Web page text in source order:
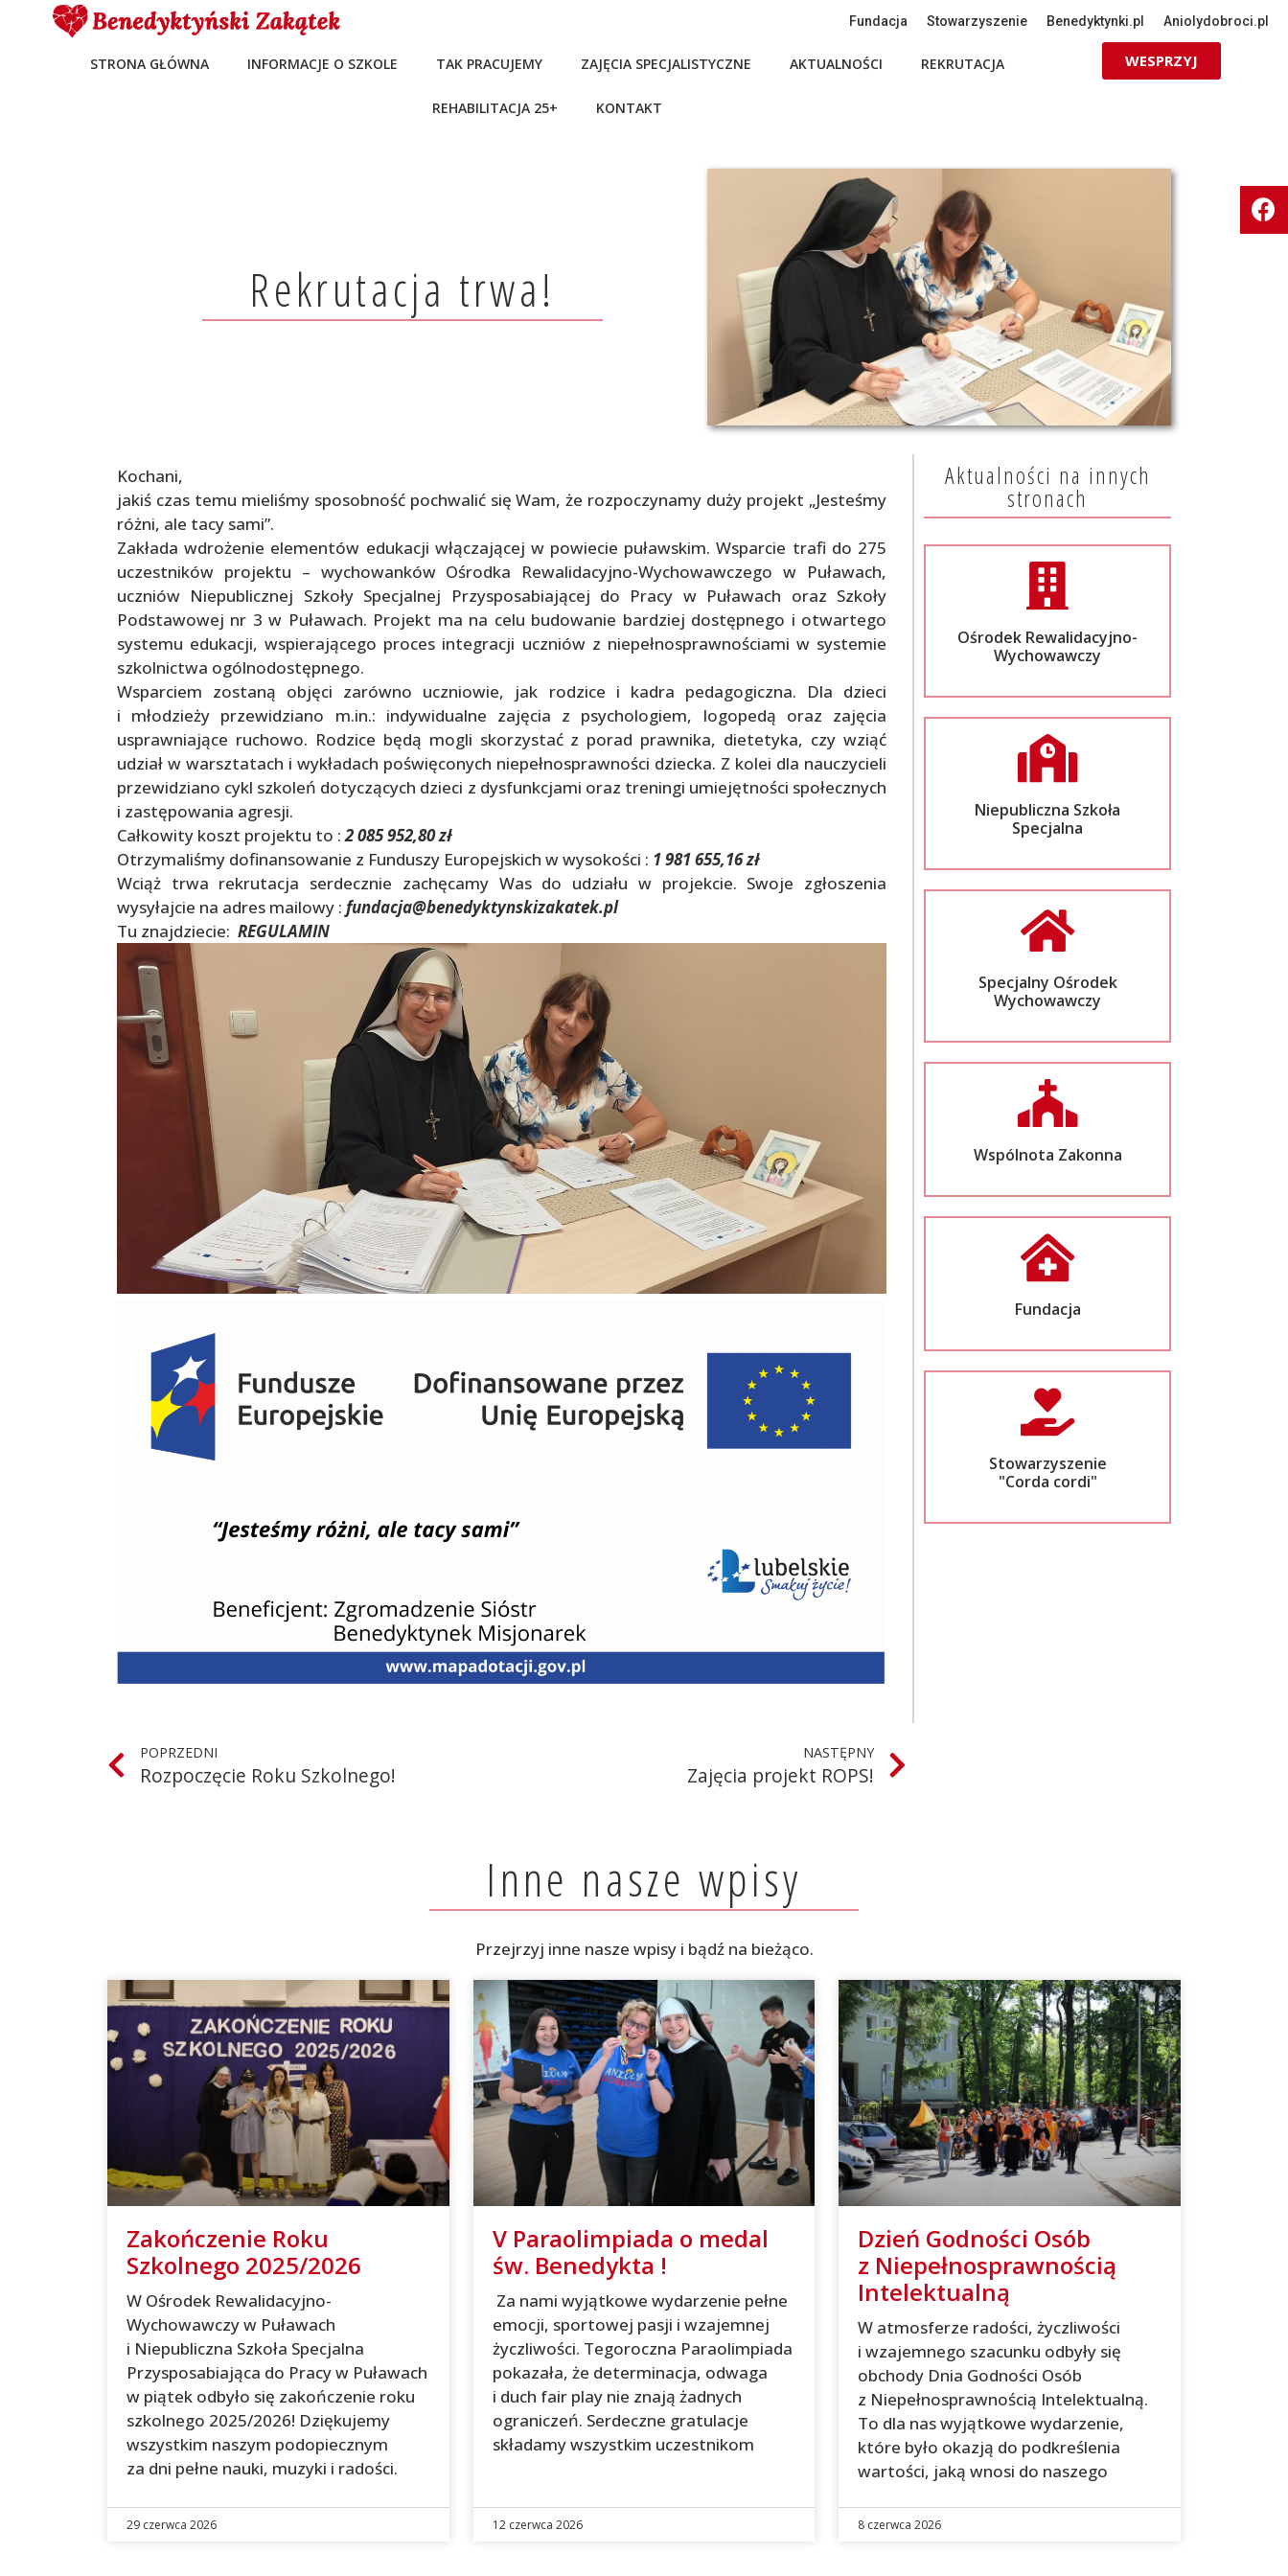
Fundacja Stowarzyszenie Benedyktynki.pl Aniolydobroci.pl
STRONA GŁÓWNA INFORMACJE O SZKOLE TAK PRACUJEMY ZAJĘCIA SPECJALISTYCZNE AKTUALNOŚCI REKRUTACJA
REHABILITACJA 25+ KONTAKT
WESPRZYJ
Rekrutacja trwa!
Kochani,
jakiś czas temu mieliśmy sposobność pochwalić się Wam, że rozpoczynamy duży projekt „Jesteśmy
różni, ale tacy sami”.
Zakłada wdrożenie elementów edukacji włączającej w powiecie puławskim. Wsparcie trafi do 275
uczestników projektu – wychowanków Ośrodka Rewalidacyjno-Wychowawczego w Puławach,
uczniów Niepublicznej Szkoły Specjalnej Przysposabiającej do Pracy w Puławach oraz Szkoły
Podstawowej nr 3 w Puławach. Projekt ma na celu budowanie bardziej dostępnego i otwartego
systemu edukacji, wspierającego proces integracji uczniów z niepełnosprawnościami w systemie
szkolnictwa ogólnodostępnego.
Wsparciem zostaną objęci zarówno uczniowie, jak rodzice i kadra pedagogiczna. Dla dzieci
i młodzieży przewidziano m.in.: indywidualne zajęcia z psychologiem, logopedą oraz zajęcia
usprawniające ruchowo. Rodzice będą mogli skorzystać z porad prawnika, dietetyka, czy wziąć
udział w warsztatach i wykładach poświęconych niepełnosprawności dziecka. Z kolei dla nauczycieli
przewidziano cykl szkoleń dotyczących dzieci z dysfunkcjami oraz treningi umiejętności społecznych
i zastępowania agresji.
Całkowity koszt projektu to :2 085 952,80 zł
Otrzymaliśmy dofinansowanie z Funduszy Europejskich w wysokości : 1 981 655,16 zł
Wciąż trwa rekrutacja serdecznie zachęcamy Was do udziału w projekcie. Swoje zgłoszenia
wysyłajcie na adres mailowy : fundacja@benedyktynskizakatek.pl
Tu znajdziecie: REGULAMIN
Aktualności na innych
stronach
Ośrodek Rewalidacyjno-
Wychowawczy
Niepubliczna Szkoła
Specjalna
Specjalny Ośrodek
Wychowawczy
Wspólnota Zakonna
Fundacja
Stowarzyszenie
"Corda cordi"
POPRZEDNI
Rozpoczęcie Roku Szkolnego!
NASTĘPNY
Zajęcia projekt ROPS!
Inne nasze wpisy
Przejrzyj inne nasze wpisy i bądź na bieżąco.
Zakończenie Roku
Szkolnego 2025/2026
W Ośrodek Rewalidacyjno-
Wychowawczy w Puławach
i Niepubliczna Szkoła Specjalna
Przysposabiająca do Pracy w Puławach
w piątek odbyło się zakończenie roku
szkolnego 2025/2026! Dziękujemy
wszystkim naszym podopiecznym
za dni pełne nauki, muzyki i radości.
29 czerwca 2026
V Paraolimpiada o medal
św. Benedykta !
Za nami wyjątkowe wydarzenie pełne
emocji, sportowej pasji i wzajemnej
życzliwości. Tegoroczna Paraolimpiada
pokazała, że determinacja, odwaga
i duch fair play nie znają żadnych
ograniczeń. Serdeczne gratulacje
składamy wszystkim uczestnikom
12 czerwca 2026
Dzień Godności Osób
z Niepełnosprawnością
Intelektualną
W atmosferze radości, życzliwości
i wzajemnego szacunku odbyły się
obchody Dnia Godności Osób
z Niepełnosprawnością Intelektualną.
To dla nas wyjątkowe wydarzenie,
które było okazją do podkreślenia
wartości, jaką wnosi do naszego
8 czerwca 2026